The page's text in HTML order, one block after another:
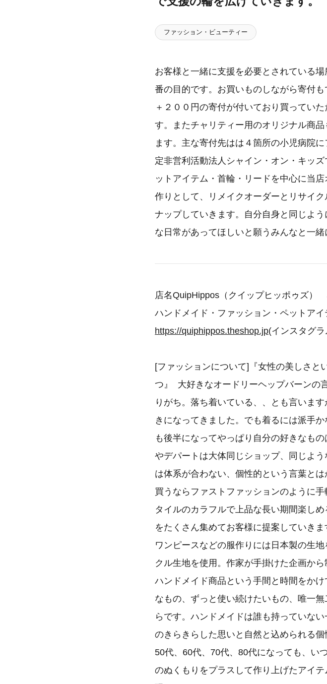
ファッション・ビューティー
お客様と一緒に支援を必要とされている
番の目的です。お買いものしながら寄付
＋２００円の寄付が付いており買ってい
す。またチャリティー用のオリジナル商
ます。主な寄付先はは４箇所の小児病院
定非営利活動法人シャイン・オン・キッ
ットアイテム・首輪・リードを中心に当
作りとして、リメイクオーダーとリサイ
ナップしていきます。自分自身と同じよ
な日常があってほしいと願うみんなと一緒
店名QuipHippos（クイップヒッポゥズ）
ハンドメイド・ファッション・ペットア
https://quiphippos.theshop.jp(インスタグ
[ファッションについて]『女性の美しさと
つ』 大好きなオードリーヘップバーンの
りがち。落ち着いている、、とも言いま
きになってきました。でも着るには派手
も後半になってやっぱり自分の好きなも
やデパートは大体同じショップ、同じよ
は体系が合わない、個性的という言葉と
買うならファストファッションのように
タイルのカラフルで上品な長い期間楽し
をたくさん集めてお客様に提案していき
ワンピースなどの服作りには日本製の生
クル生地を使用。作家が手掛けた企画か
ハンドメイド商品という手間と時間をか
なもの、ずっと使い続けたいもの、唯一
らです。ハンドメイドは誰も持っていな
のきらきらした思いと自然と込められる
50代、60代、70代、80代になっても、い
のぬくもりをプラスして作り上げたアイ